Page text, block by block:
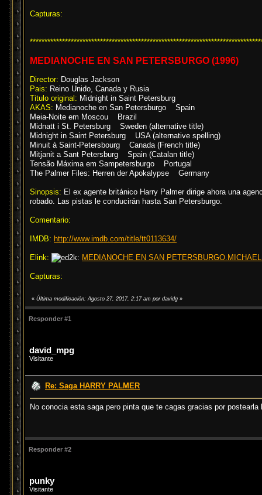
Capturas:
MEDIANOCHE EN SAN PETERSBURGO (1996)
Director: Douglas Jackson
Pais: Reino Unido, Canada y Rusia
Titulo original: Midnight in Saint Petersburg
AKAS: Medianoche en San Petersburgo Spain
Meia-Noite em Moscou Brazil
Midnatt i St. Petersburg Sweden (alternative title)
Midnight in Saint Petersburg USA (alternative spelling)
Minuit à Saint-Petersbourg Canada (French title)
Mitjanit a Sant Petersburg Spain (Catalan title)
Tensão Máxima em Sampetersburgo Portugal
The Palmer Files: Herren der Apokalypse Germany
Sinopsis: El ex agente británico Harry Palmer dirige ahora una
robado. Las pistas le conducirán hasta San Petersburgo.
Comentario:
IMDB: http://www.imdb.com/title/tt0113634/
Elink: MEDIANOCHE EN SAN
Capturas:
« Última modificación: Agosto 27, 2017, 2:17 am por davidg »
Responder #1
david_mpg
Visitante
Re: Saga HARRY PALMER
No conocia esta saga pero pinta que te cagas gracias por postearla
Responder #2
punky
Visitante